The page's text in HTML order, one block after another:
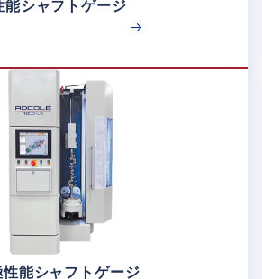
シャフトゲージ
能シャフトゲージ